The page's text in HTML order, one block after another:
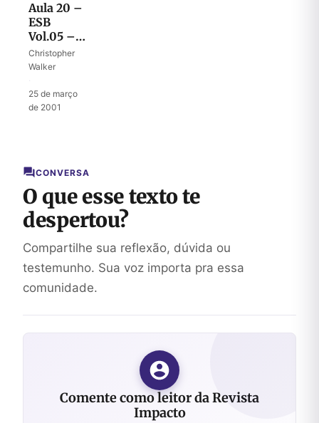
Aula 20 –
ESB
Vol.05 –
Herança
de José
Christopher
Walker
25 de março
de 2001
CONVERSA
O que esse texto te
despertou?
Compartilhe sua reflexão, dúvida ou
testemunho. Sua voz importa pra essa
comunidade.
Comente como leitor da Revista
Impacto